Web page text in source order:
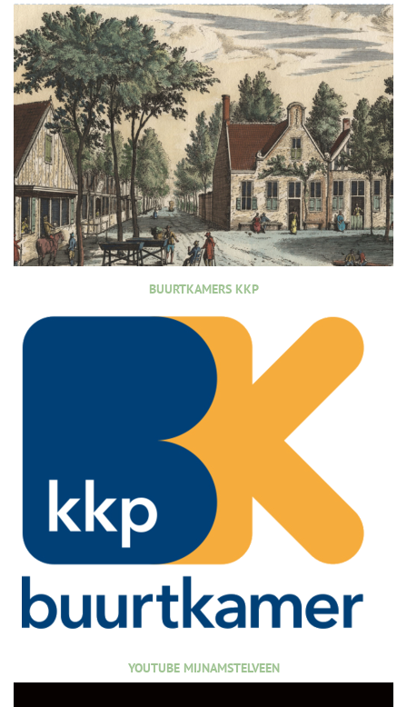
BUURTKAMERS KKP
YOUTUBE MIJNAMSTELVEEN